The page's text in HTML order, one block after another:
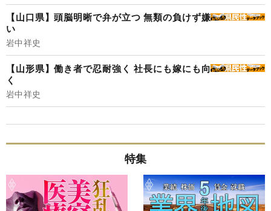
【山口県】頭脳明晰で弁が立つ 無類の負けず嫌
い
岩中祥史
【山形県】働き者で忍耐強く 社長にも嫁にも向
く
岩中祥史
特集